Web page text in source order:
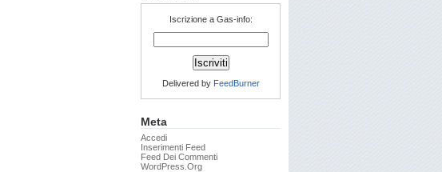
Iscrizione a Gas-info:
Delivered by FeedBurner
Meta
Accedi
Inserimenti Feed
Feed Dei Commenti
WordPress.org